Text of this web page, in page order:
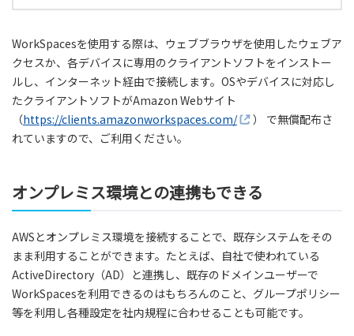
WorkSpacesを使用する際は、ウェブブラウザを使用したウェブア
クセスか、各デバイスに専用のクライアントソフトをインストー
ルし、インターネット経由で接続します。OSやデバイスに対応し
たクライアントソフトがAmazon Webサイト
（https://clients.amazonworkspaces.com/
） で無償配布さ
れていますので、ご利用ください。
オンプレミス環境との連携もできる
AWSとオンプレミス環境を接続することで、既存システムをその
まま利用することができます。たとえば、自社で使われている
ActiveDirectory（AD）と連携し、既存のドメインユーザーで
WorkSpacesを利用できるのはもちろんのこと、グループポリシー
等を利用し各種設定を社内規程に合わせることも可能です。